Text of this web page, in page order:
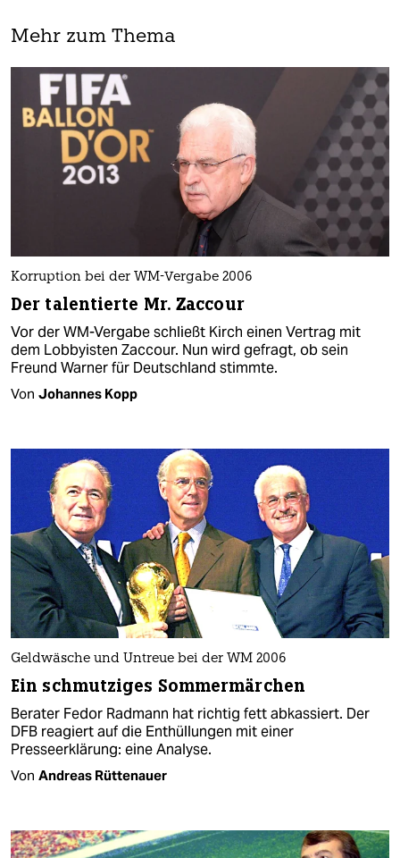
Mehr zum Thema
Korruption bei der WM-Vergabe 2006
Der talentierte Mr. Zaccour
Vor der WM-Vergabe schließt Kirch einen Vertrag mit
dem Lobbyisten Zaccour. Nun wird gefragt, ob sein
Freund Warner für Deutschland stimmte.
Von Johannes Kopp
Geldwäsche und Untreue bei der WM 2006
Ein schmutziges Sommermärchen
Berater Fedor Radmann hat richtig fett abkassiert. Der
DFB reagiert auf die Enthüllungen mit einer
Presseerklärung: eine Analyse.
Von Andreas Rüttenauer